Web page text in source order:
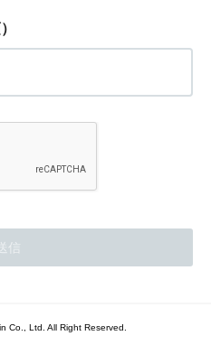
Co., Ltd. All Right Reserved.